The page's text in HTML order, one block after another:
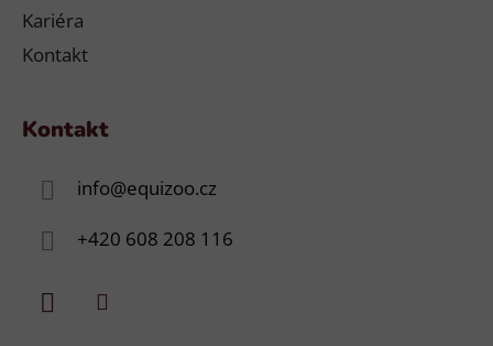
Kariéra
Kontakt
Kontakt
info@equizoo.cz
+420 608 208 116